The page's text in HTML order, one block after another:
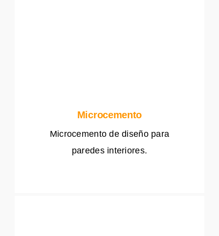
Microcemento
Microcemento de diseño para
paredes interiores.